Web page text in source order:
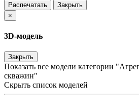
Распечатать
Закрыть
×
3D-модель
Закрыть
Показать все модели категории
скважин"
Скрыть список моделей